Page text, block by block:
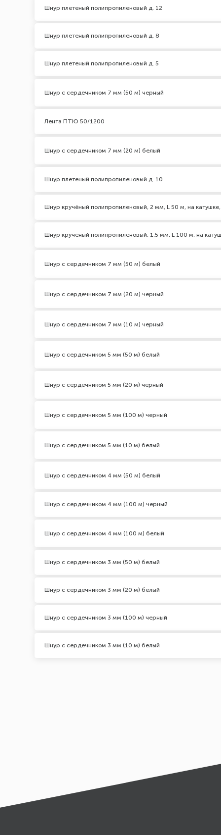
Шнур плетеный полипропиленовый д. 12
Шнур плетеный полипропиленовый д. 8
Шнур плетеный полипропиленовый д. 5
Шнур с сердечником 7 мм (50 м) черный
Лента ПТЮ 50/1200
Шнур с сердечником 7 мм (20 м) белый
Шнур плетеный полипропиленовый д. 10
Шнур кручёный полипропиленовый, 2 мм, L 50 м, на
Шнур кручёный полипропиленовый, 1,5 мм, L 100 м, на
Шнур с сердечником 7 мм (50 м) белый
Шнур с сердечником 7 мм (20 м) черный
Шнур с сердечником 7 мм (10 м) черный
Шнур с сердечником 5 мм (50 м) белый
Шнур с сердечником 5 мм (20 м) черный
Шнур с сердечником 5 мм (100 м) черный
Шнур с сердечником 5 мм (10 м) белый
Шнур с сердечником 4 мм (50 м) белый
Шнур с сердечником 4 мм (100 м) черный
Шнур с сердечником 4 мм (100 м) белый
Шнур с сердечником 3 мм (50 м) белый
Шнур с сердечником 3 мм (20 м) белый
Шнур с сердечником 3 мм (100 м) черный
Шнур с сердечником 3 мм (10 м) белый